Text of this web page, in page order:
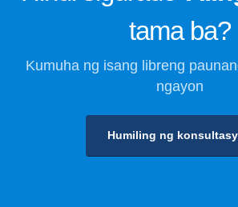
tama ba?
Kumuha ng isang libreng
ngayon
Humiling ng
Winsen. © 2026. All Rights